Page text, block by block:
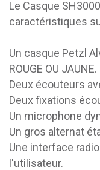
Le Casque
caractéristiques
Un casque Petzl
ROUGE OU JAUNE.
Deux écouteurs
Deux fixations
Un microphone
Un gros alternat
Une interface
l'utilisateur.